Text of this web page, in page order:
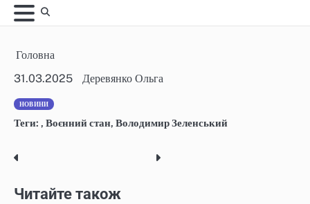
Skip
to
Головна
31.03.2025
Деревянко Ольга
НОВИНИ
Теги: , Воєнний стан, Володимир Зеленський
Post
navigation
Читайте також